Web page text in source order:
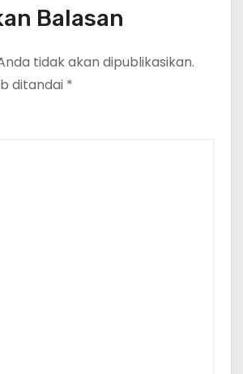
Balasan
tidak akan dipublikasikan.
ditandai *